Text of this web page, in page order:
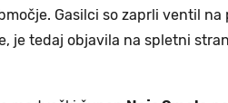
Gasilci so zaprli ventil na
je tedaj objavila na spletni